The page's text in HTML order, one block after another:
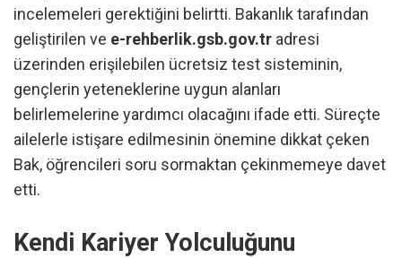
incelemeleri gerektiğini belirtti. Bakanlık tarafından
geliştirilen ve e-rehberlik.gsb.gov.tr adresi
üzerinden erişilebilen ücretsiz test sisteminin,
gençlerin yeteneklerine uygun alanları
belirlemelerine yardımcı olacağını ifade etti. Süreçte
ailelerle istişare edilmesinin önemine dikkat çeken
Bak, öğrencileri soru sormaktan çekinmemeye davet
etti.
Kendi Kariyer Yolculuğunu